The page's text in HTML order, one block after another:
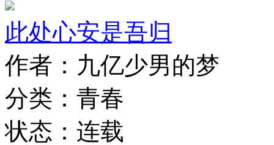
此处心安是吾归
作者：九亿少男的梦
分类：青春
状态：连载